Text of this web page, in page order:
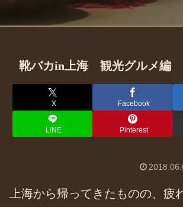
靴バカin上海 観光グルメ編
X Facebook
LINE Pinterest
上海から帰ってきたものの、疲